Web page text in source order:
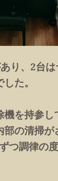
り、2台は
た。
機を持参し
部の清掃が
つ調律の